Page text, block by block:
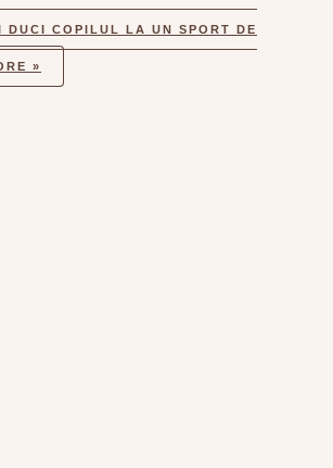
DUCI COPILUL LA UN SPORT DE
»